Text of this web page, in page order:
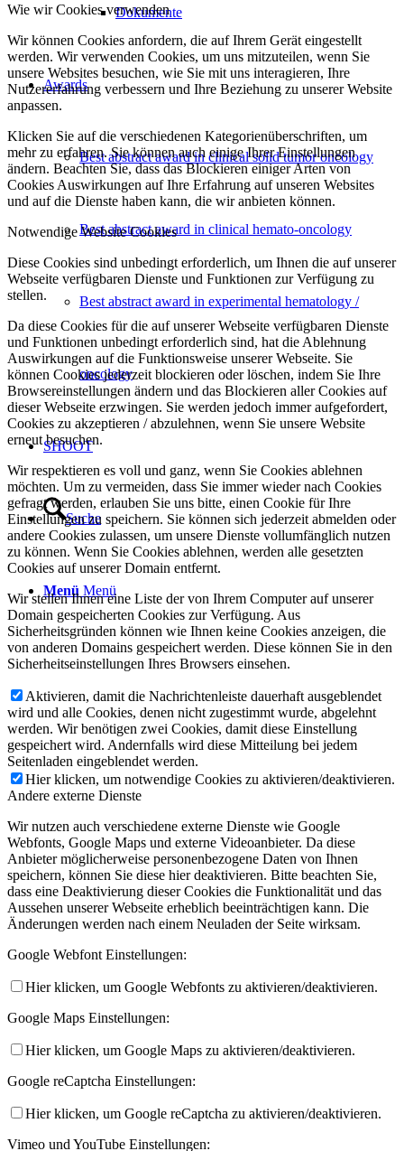
Dokumente
Awards
Best abstract award in clinical solid tumor oncology
Best abstract award in clinical hemato-oncology
Best abstract award in experimental hematology /
oncology
SHOOT
Suche
Menü Menü
Wie wir Cookies verwenden
Wir können Cookies anfordern, die auf Ihrem Gerät eingestellt
werden. Wir verwenden Cookies, um uns mitzuteilen, wenn Sie
unsere Websites besuchen, wie Sie mit uns interagieren, Ihre
Nutzererfahrung verbessern und Ihre Beziehung zu unserer Website
anpassen.
Klicken Sie auf die verschiedenen Kategorienüberschriften, um
mehr zu erfahren. Sie können auch einige Ihrer Einstellungen
ändern. Beachten Sie, dass das Blockieren einiger Arten von
Cookies Auswirkungen auf Ihre Erfahrung auf unseren Websites
und auf die Dienste haben kann, die wir anbieten können.
Notwendige Website Cookies
Diese Cookies sind unbedingt erforderlich, um Ihnen die auf unserer
Webseite verfügbaren Dienste und Funktionen zur Verfügung zu
stellen.
Da diese Cookies für die auf unserer Webseite verfügbaren Dienste
und Funktionen unbedingt erforderlich sind, hat die Ablehnung
Auswirkungen auf die Funktionsweise unserer Webseite. Sie
können Cookies jederzeit blockieren oder löschen, indem Sie Ihre
Browsereinstellungen ändern und das Blockieren aller Cookies auf
dieser Webseite erzwingen. Sie werden jedoch immer aufgefordert,
Cookies zu akzeptieren / abzulehnen, wenn Sie unsere Website
erneut besuchen.
Wir respektieren es voll und ganz, wenn Sie Cookies ablehnen
möchten. Um zu vermeiden, dass Sie immer wieder nach Cookies
gefragt werden, erlauben Sie uns bitte, einen Cookie für Ihre
Einstellungen zu speichern. Sie können sich jederzeit abmelden oder
andere Cookies zulassen, um unsere Dienste vollumfänglich nutzen
zu können. Wenn Sie Cookies ablehnen, werden alle gesetzten
Cookies auf unserer Domain entfernt.
Wir stellen Ihnen eine Liste der von Ihrem Computer auf unserer
Domain gespeicherten Cookies zur Verfügung. Aus
Sicherheitsgründen können wie Ihnen keine Cookies anzeigen, die
von anderen Domains gespeichert werden. Diese können Sie in den
Sicherheitseinstellungen Ihres Browsers einsehen.
Aktivieren, damit die Nachrichtenleiste dauerhaft ausgeblendet
wird und alle Cookies, denen nicht zugestimmt wurde, abgelehnt
werden. Wir benötigen zwei Cookies, damit diese Einstellung
gespeichert wird. Andernfalls wird diese Mitteilung bei jedem
Seitenladen eingeblendet werden.
Hier klicken, um notwendige Cookies zu aktivieren/deaktivieren.
Andere externe Dienste
Wir nutzen auch verschiedene externe Dienste wie Google
Webfonts, Google Maps und externe Videoanbieter. Da diese
Anbieter möglicherweise personenbezogene Daten von Ihnen
speichern, können Sie diese hier deaktivieren. Bitte beachten Sie,
dass eine Deaktivierung dieser Cookies die Funktionalität und das
Aussehen unserer Webseite erheblich beeinträchtigen kann. Die
Änderungen werden nach einem Neuladen der Seite wirksam.
Google Webfont Einstellungen:
Hier klicken, um Google Webfonts zu aktivieren/deaktivieren.
Google Maps Einstellungen:
Hier klicken, um Google Maps zu aktivieren/deaktivieren.
Google reCaptcha Einstellungen:
Hier klicken, um Google reCaptcha zu aktivieren/deaktivieren.
Vimeo und YouTube Einstellungen: